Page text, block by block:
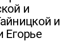
и
и
Егорье